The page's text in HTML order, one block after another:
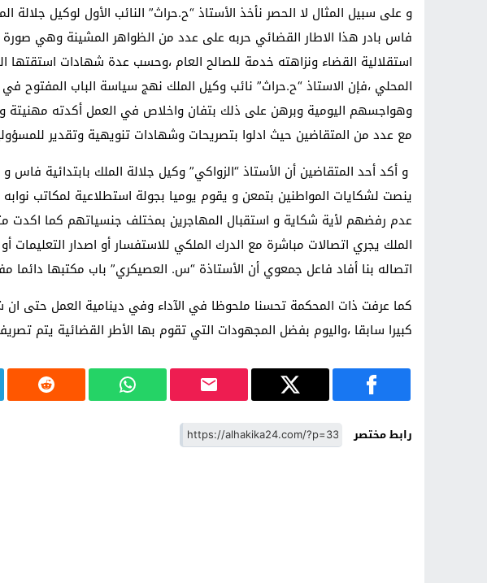
و على سبيل المثال لا الحصر نأخذ الأستاذ “ح.حراث” النائب الأول لوكيل جلالة
فاس بادر هذا الاطار القضائي حربه على عدد من الظواهر المشينة وهي صورة
المحلي ،فإن الاستاذ “ح.حراث” نائب وكيل الملك نهج سياسة الباب المفتوح
مع عدد من المتقاضين حيث ادلوا بتصريحات وشهادات تنويهية وتقدير
و أكد أحد المتقاضين أن الأستاذ “الزواكي” وكيل جلالة الملك بابتدائية فاس
ينصت لشكايات المواطنين بتمعن و يقوم يوميا بجولة استطلاعية لمكاتب
عدم رفضهم لأية شكاية و استقبال المهاجرين بمختلف جنسياتهم كما اكدت
الملك يجري اتصالات مباشرة مع الدرك الملكي للاستفسار أو اصدار
اتصاله بنا أفاد فاعل جمعوي أن الأستاذة “س. العصيكري” باب مكتبها دائما
كما عرفت ذات المحكمة تحسنا ملحوظا في الآداء وفي دينامية العمل حتى ان
كبيرا سابقا ،واليوم بفضل المجهودات التي تقوم بها الأطر القضائية يتم
رابط مختصر